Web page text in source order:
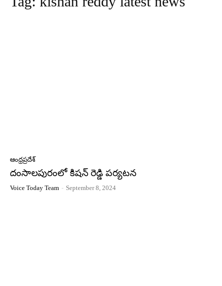
ఆంధ్రప్రదేశ్
దంసాలపురంలో కిషన్ రెడ్డి పర్యటన
Voice Today Team - September 8, 2024